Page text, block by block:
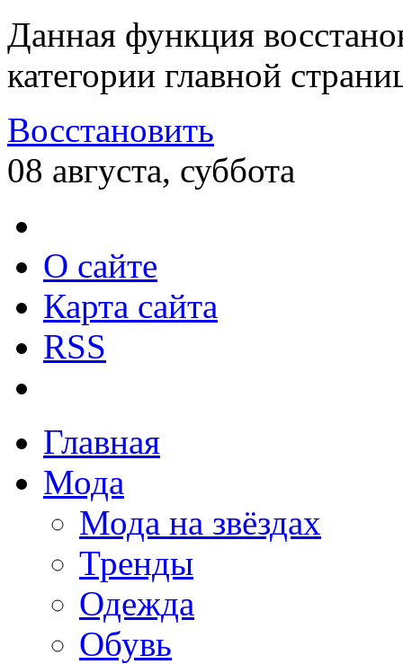
Данная функция
категории главной
Восстановить
08 августа, суббота
О сайте
Карта сайта
RSS
Главная
Мода
Мода на звёздах
Тренды
Одежда
Обувь